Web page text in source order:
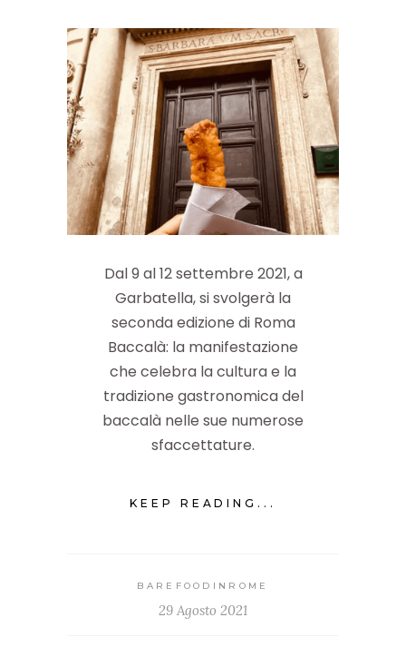
Dal 9 al 12 settembre 2021, a
Garbatella, si svolgerà la
seconda edizione di Roma
Baccalà: la manifestazione
che celebra la cultura e la
tradizione gastronomica del
baccalà nelle sue numerose
sfaccettature.
KEEP READING...
BAREFOODINROME
29 Agosto 2021